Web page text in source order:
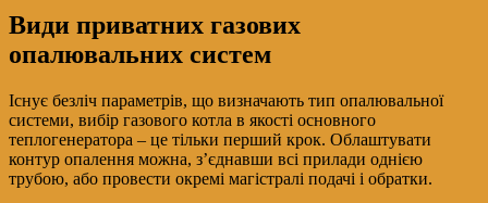
Види приватних газових
опалювальних систем
Існує безліч параметрів, що визначають тип опалювальної
системи, вибір газового котла в якості основного
теплогенератора – це тільки перший крок. Облаштувати
контур опалення можна, з’єднавши всі прилади однією
трубою, або провести окремі магістралі подачі і обратки.